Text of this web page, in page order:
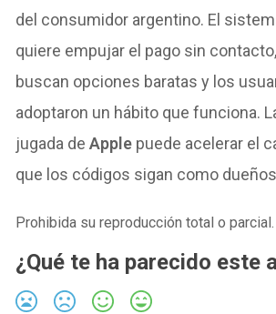
del consumidor argentino. El
quiere empujar el pago sin
buscan opciones baratas y los
adoptaron un hábito que funciona.
jugada deApple puede acelerar el
que los códigos sigan como
Prohibida su reproducción total o parcial.
¿Qué te ha parecido este